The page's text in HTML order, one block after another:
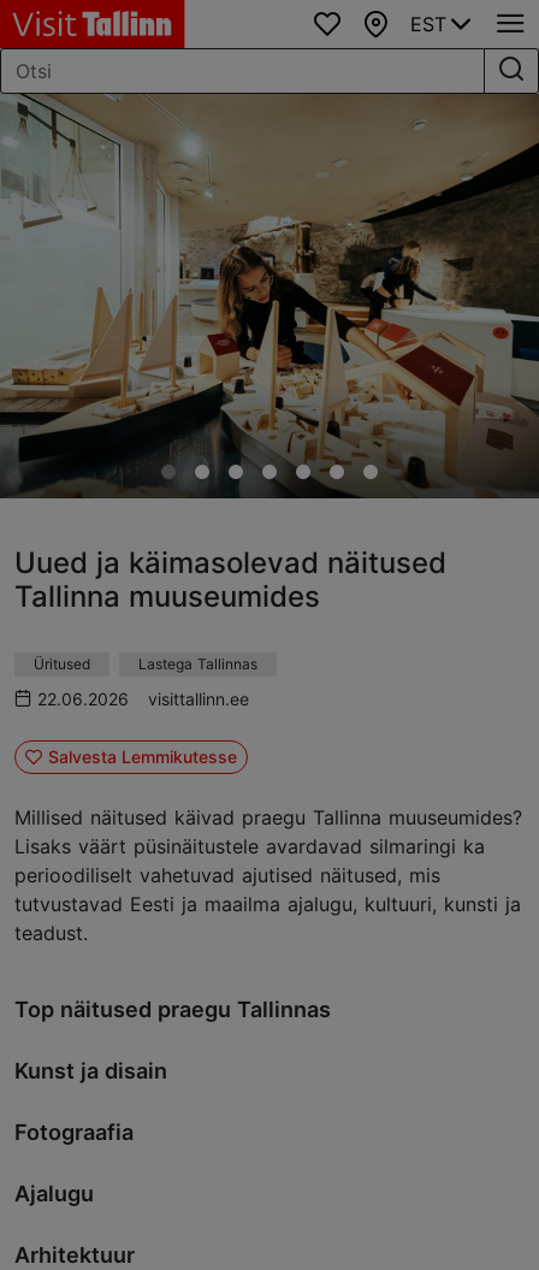
Lemmikud
Kaart
EST
Uued ja käimasolevad näitused
Tallinna muuseumides
Üritused Lastega Tallinnas
22.06.2026 visittallinn.ee
Salvesta Lemmikutesse
Millised näitused käivad praegu Tallinna muuseumides?
Lisaks väärt püsinäitustele avardavad silmaringi ka
perioodiliselt vahetuvad ajutised näitused, mis
tutvustavad Eesti ja maailma ajalugu, kultuuri, kunsti ja
teadust.
Top näitused praegu Tallinnas
Kunst ja disain
Fotograafia
Ajalugu
Arhitektuur